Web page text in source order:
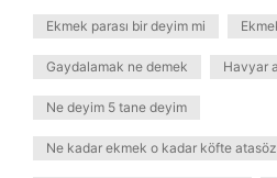
Ekmek parası bir deyim mi
Gaydalamak ne demek Havyar
Ne deyim 5 tane deyim
Ne kadar ekmek o kadar köfte